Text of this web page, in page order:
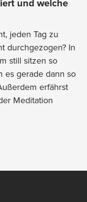
und welche
jeden Tag zu
durchgezogen? In
still sitzen so
es gerade dann so
erfährst
Meditation